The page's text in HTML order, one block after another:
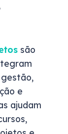
são
e
ajudam